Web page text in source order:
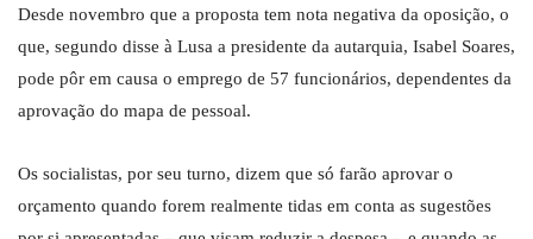
Desde novembro que a proposta tem nota negativa da oposição, o
que, segundo disse à Lusa a presidente da autarquia, Isabel Soares,
pode pôr em causa o emprego de 57 funcionários, dependentes da
aprovação do mapa de pessoal.
Os socialistas, por seu turno, dizem que só farão aprovar o
orçamento quando forem realmente tidas em conta as sugestões